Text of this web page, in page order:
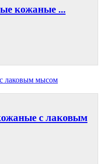
кожаные ...
с лаковым